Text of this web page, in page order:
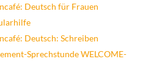
Deutsch für Frauen
Deutsch: Schreiben
Sprechstunde WELCOME-